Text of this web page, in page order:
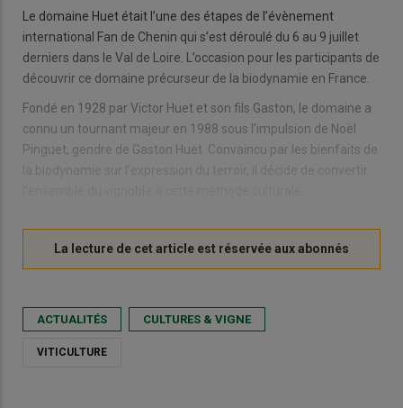
Le domaine Huet était l’une des étapes de l’évènement
international Fan de Chenin qui s’est déroulé du 6 au 9 juillet
derniers dans le Val de Loire. L’occasion pour les participants de
découvrir ce domaine précurseur de la biodynamie en France.
Fondé en 1928 par Victor Huet et son fils Gaston, le domaine a
connu un tournant majeur en 1988 sous l’impulsion de Noël
Pinguet, gendre de Gaston Huet. Convaincu par les bienfaits de
la biodynamie sur l’expression du terroir, il décide de convertir
ACTUALITÉS CULTURES & VIGNE
VITICULTURE